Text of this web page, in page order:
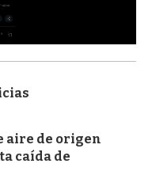
aire de origen
caída de